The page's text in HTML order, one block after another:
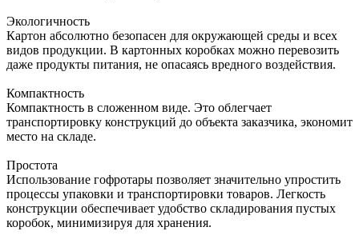
Экологичность
Картон абсолютно безопасен для окружающей среды и всех
видов продукции. В картонных коробках можно перевозить
даже продукты питания, не опасаясь вредного воздействия.
Компактность
Компактность в сложенном виде. Это облегчает
транспортировку конструкций до объекта заказчика, экономит
место на складе.
Простота
Использование гофротары позволяет значительно упростить
процессы упаковки и транспортировки товаров. Легкость
конструкции обеспечивает удобство складирования пустых
коробок, минимизируя для хранения.